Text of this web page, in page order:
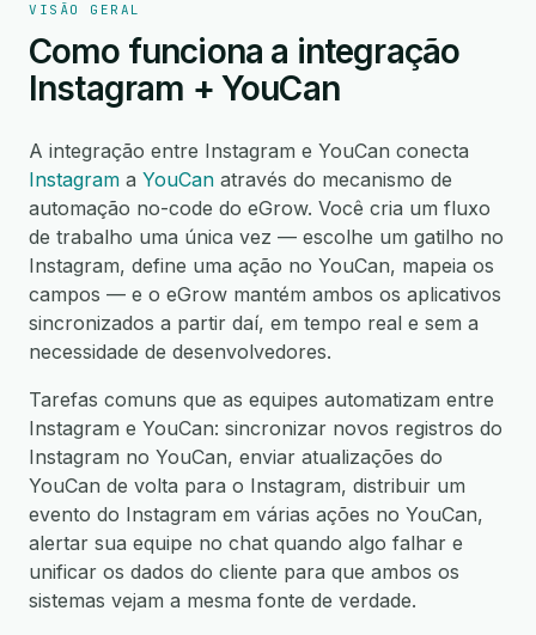
VISÃO GERAL
Como funciona a integração
Instagram + YouCan
A integração entre Instagram e YouCan conecta
Instagram a YouCan através do mecanismo de
automação no-code do eGrow. Você cria um fluxo
de trabalho uma única vez — escolhe um gatilho no
Instagram, define uma ação no YouCan, mapeia os
campos — e o eGrow mantém ambos os aplicativos
sincronizados a partir daí, em tempo real e sem a
necessidade de desenvolvedores.
Tarefas comuns que as equipes automatizam entre
Instagram e YouCan: sincronizar novos registros do
Instagram no YouCan, enviar atualizações do
YouCan de volta para o Instagram, distribuir um
evento do Instagram em várias ações no YouCan,
alertar sua equipe no chat quando algo falhar e
unificar os dados do cliente para que ambos os
sistemas vejam a mesma fonte de verdade.